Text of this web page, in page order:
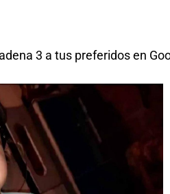
3 a tus preferidos en